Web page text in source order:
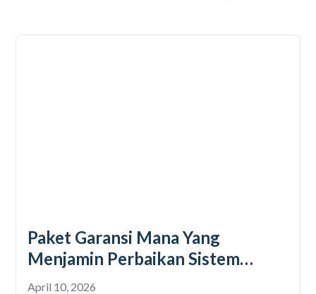
Paket Garansi Mana Yang
Menjamin Perbaikan Sistem
Kelistrikan? Yuk Cek Faktanya!
April 10, 2026